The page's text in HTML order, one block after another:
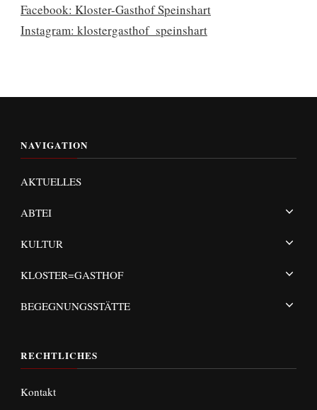
Facebook: Kloster-Gasthof Speinshart
Instagram: klostergasthof_speinshart
NAVIGATION
AKTUELLES
ABTEI
KULTUR
KLOSTER=GASTHOF
BEGEGNUNGSSTÄTTE
RECHTLICHES
Kontakt